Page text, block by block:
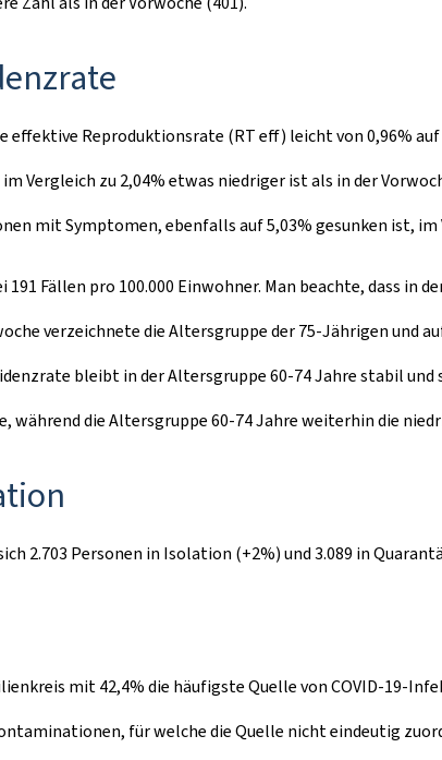
effektive Reproduktionsrate (RT eff) leicht von 0,96%
Vergleich zu 2,04% etwas niedriger ist als in der
mit Symptomen, ebenfalls auf 5,03% gesunken ist, im
Fällen pro 100.000 Einwohner. Man beachte, dass in
verzeichnete die Altersgruppe der 75-Jährigen und
bleibt in der Altersgruppe 60-74 Jahre stabil
während die Altersgruppe 60-74 Jahre weiterhin die
2.703 Personen in Isolation (+2%) und 3.089 in
mit 42,4% die häufigste Quelle von COVID-19-
für welche die Quelle nicht eindeutig